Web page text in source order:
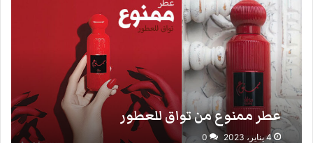
عطر ممنوع من تواق للعطور
4 يناير، 2023 0